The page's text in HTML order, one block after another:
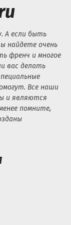
А если быть
найдете очень
френч и многое
вас делать
Все наши
и являются
помните,